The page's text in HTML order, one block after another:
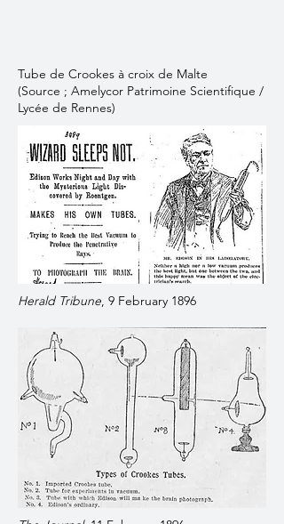
Tube de Crookes à croix de Malte
(Source ; Amelycor Patrimoine Scientifique /
Lycée de Rennes)
Herald Tribune, 9 February 1896